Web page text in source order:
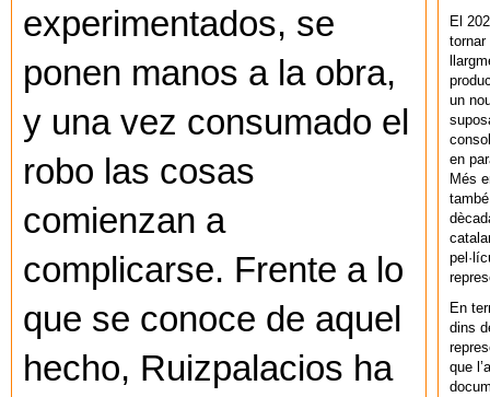
experimentados, se
ponen manos a la obra,
y una vez consumado el
robo las cosas
comienzan a
complicarse. Frente a lo
que se conoce de aquel
hecho, Ruizpalacios ha
El
un
en
Més
En
dins
que